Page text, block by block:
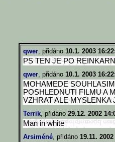
qwer, přidáno 10.1. 2003
PS TEN JE PO
qwer, přidáno 10.1. 2003
MOHAMEDE
POSHLEDNUTI FILMU A
VZHRAT ALE MYSLENKA
Terrik, přidáno 29.12. 2002
Man in white
Arsiméné, přidáno 19.11.